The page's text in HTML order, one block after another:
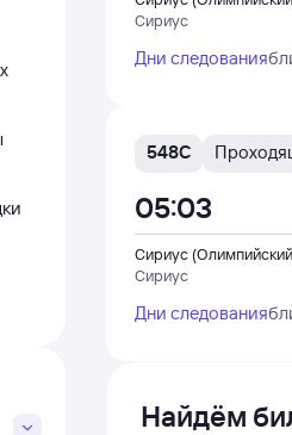
Сириус
Дни следования
548С
Сириус
Сириус
05:03
Дни следования
Найдём